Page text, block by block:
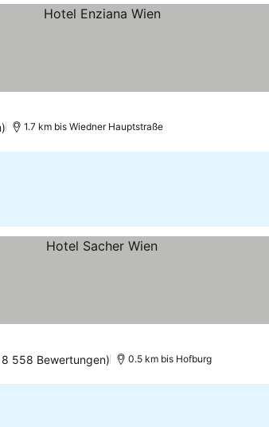
1.7 km bis Wiedner Hauptstraße
558 Bewertungen) 0.5 km bis Hofburg